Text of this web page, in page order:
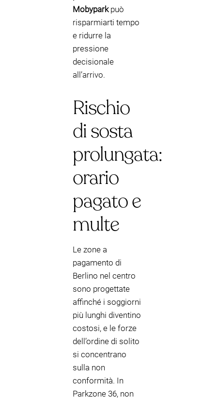
Mobyparkpuò
risparmiarti tempo
e ridurre la
pressione
decisionale
all’arrivo.
Rischio
di sosta
prolungata:
orario
pagato e
multe
Le zone a
pagamento di
Berlino nel centro
sono progettate
affinché i soggiorni
più lunghi diventino
costosi, e le forze
dell’ordine di solito
si concentrano
sulla non
conformità. In
Parkzone 36, non